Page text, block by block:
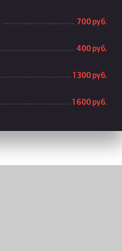
700 руб.
400 руб.
1 300 руб.
1 600 руб.